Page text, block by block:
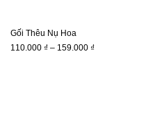
Gối Thêu Nụ Hoa
110.000 ₫ – 159.000 ₫Khoảng